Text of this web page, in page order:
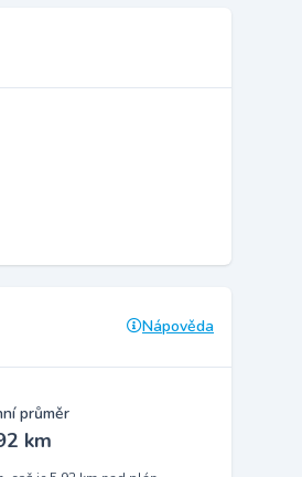
Nápověda
průměr
km